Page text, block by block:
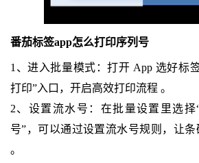
番茄标签app怎么打印序列号
1、进入批量模式：打开 App 选好标
打印”入口，开启高效打印流程 。
2、设置流水号：在批量设置里选择
号”，可以通过设置流水号规则，让
。